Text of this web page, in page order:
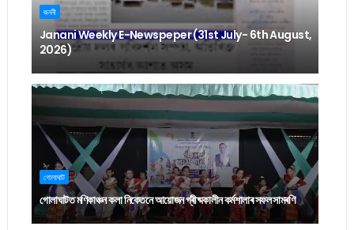
জননী
Janani Weekly E-Newspeper (31st July- 6th August,
2026)
গোলাঘাট
গোলাঘাটত মণিকাঞ্চন কলা নিকেতনে আয়োজন গ্ৰীষ্মকালীন কৰ্মশালাৰ সফল সামৰণি